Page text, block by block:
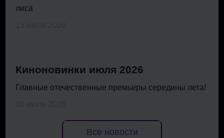
лиса
Киноновинки июля 2026
Главные отечественные премьеры середины лета!
Все новости